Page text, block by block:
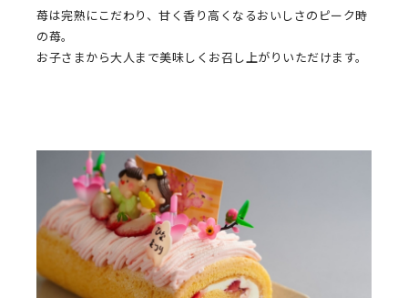
苺は完熟にこだわり、甘く香り高くなるおいしさのピーク時
の苺。
お子さまから大人まで美味しくお召し上がりいただけます。